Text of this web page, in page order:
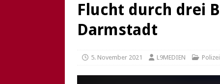
[ 4. Juni 2025 ]
[ 5. Mai 2025 ] Die
Flucht durch drei
Darmstadt
5. November 2021 L9MEDIEN